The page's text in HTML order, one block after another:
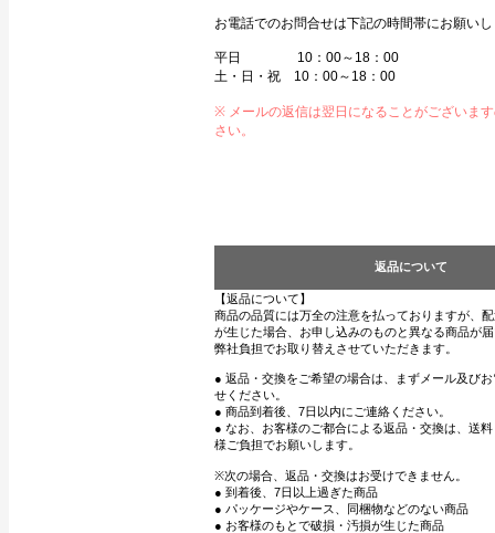
お電話でのお問合せは下記の時間帯にお願い
平日 10：00～18：00
土・日・祝 10：00～18：00
※ メールの返信は翌日になることがございま
さい。
返品について
【返品について】
商品の品質には万全の注意を払っておりますが、
が生じた場合、お申し込みのものと異なる商品が
弊社負担でお取り替えさせていただきます。
● 返品・交換をご希望の場合は、まずメール及び
せください。
● 商品到着後、7日以内にご連絡ください。
● なお、お客様のご都合による返品・交換は、送
様ご負担でお願いします。
※次の場合、返品・交換はお受けできません。
● 到着後、7日以上過ぎた商品
● パッケージやケース、同梱物などのない商品
● お客様のもとで破損・汚損が生じた商品